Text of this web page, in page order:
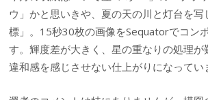
ウ」かと思いきや、夏の天の川と灯台を
標」。15秒30枚の画像をSequatorでコン
す。輝度差が大きく、星の重なりの処理が
違和感を感じさせない仕上がりになってい